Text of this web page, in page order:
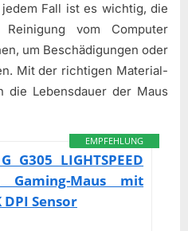
Fall ist es wichtig, die
vom Computer
um Beschädigungen oder
Mit der richtigen Material-
die Lebensdauer der Maus
EMPFEHLUNG
G305 LIGHTSPEED
Gaming-Maus mit
DPI Sensor